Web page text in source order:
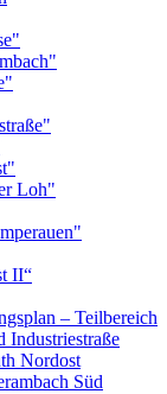
Loh"
II“
– Teilbereich
Industriestraße
Nordost
Süd